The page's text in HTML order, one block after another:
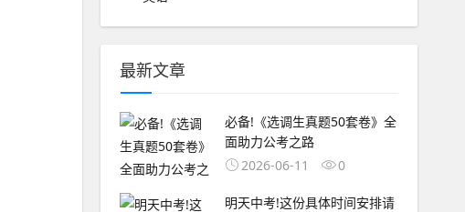
最新文章
必备!《选调生真题50套卷》全
面助力公考之路
2026-06-11
0
明天中考!这份具体时间安排请